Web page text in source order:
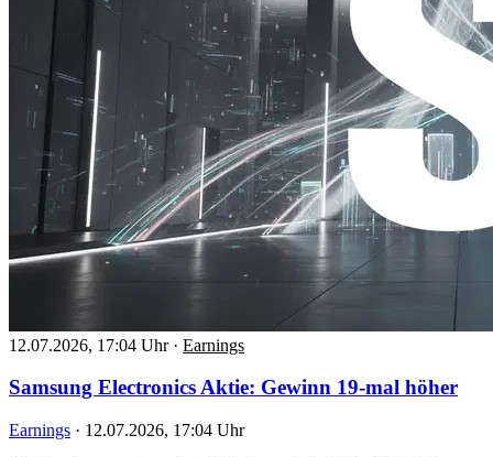
12.07.2026, 17:04 Uhr · Earnings
Samsung Electronics Aktie: Gewinn 19-mal höher
Earnings · 12.07.2026, 17:04 Uhr